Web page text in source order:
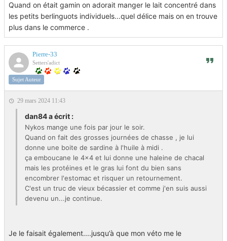
Quand on était gamin on adorait manger le lait concentré dans
les petits berlinguots individuels...quel délice mais on en trouve
plus dans le commerce .
Pierre-33
Setters'adict
Sujet Auteur
29 mars 2024 11:43
dan84 a écrit :
Nykos mange une fois par jour le soir.
Quand on fait des grosses journées de chasse , je lui
donne une boite de sardine à l'huile à midi .
ça emboucane le 4x4 et lui donne une haleine de chacal
mais les protéines et le gras lui font du bien sans
encombrer l'estomac et risquer un retournement.
C'est un truc de vieux bécassier et comme j'en suis aussi
devenu un...je continue.
Je le faisait également....jusqu’à que mon véto me le